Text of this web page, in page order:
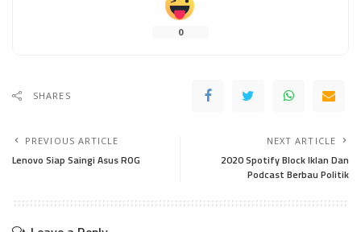
0
SHARES
PREVIOUS ARTICLE
Lenovo Siap Saingi Asus ROG
NEXT ARTICLE
2020 Spotify Block Iklan Dan
Podcast Berbau Politik